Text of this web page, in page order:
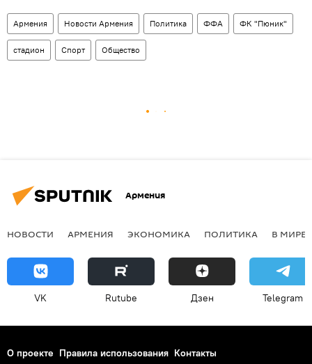
Армения Новости Армения Политика ФФА ФК "Пюник"
стадион Спорт Общество
Армения
НОВОСТИ АРМЕНИЯ ЭКОНОМИКА ПОЛИТИКА В МИРЕ
VK Rutube Дзен Telegram
О проекте Правила использования Контакты